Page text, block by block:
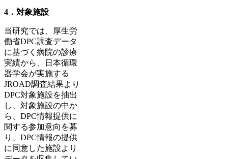
4．対象施設
当研究では、厚生労
働省DPC調査データ
に基づく病院の診療
実績から、日本循環
器学会が実施する
JROAD調査結果より
DPC対象施設を抽出
し、対象施設の中か
ら、DPC情報提供に
関する参加意向を募
り、DPC情報の提供
に同意した施設より